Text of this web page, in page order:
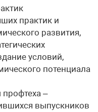
практик и
развития,
условий,
потенциала
–
выпускников